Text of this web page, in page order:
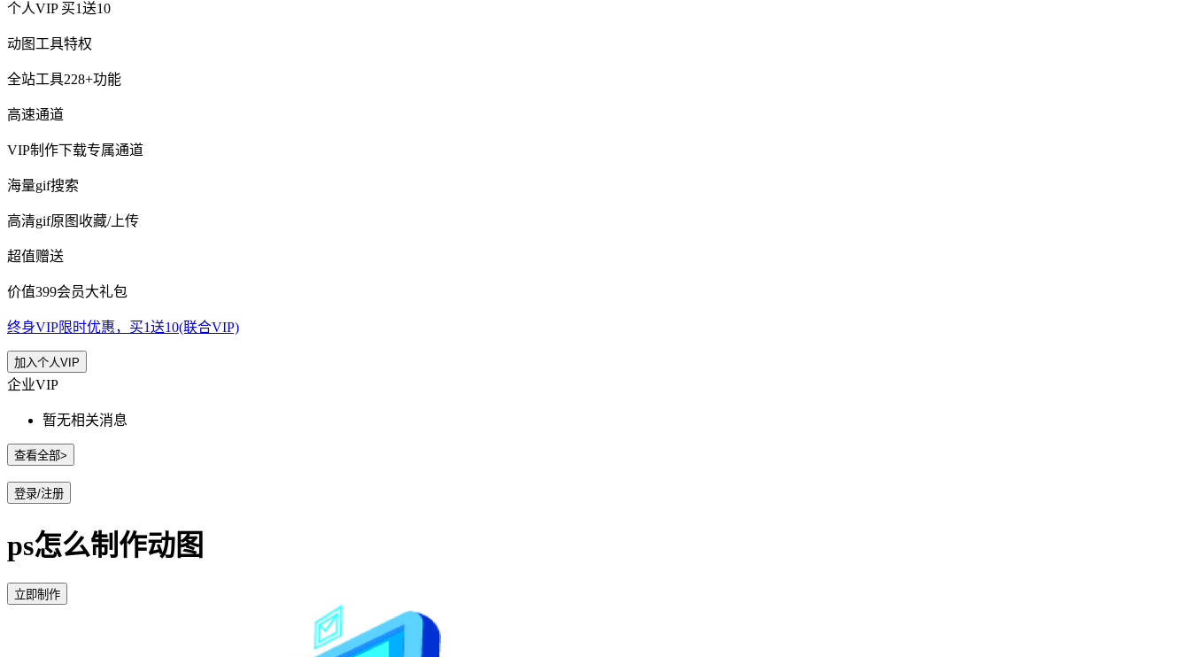
个人VIP 买1送10
动图工具特权
全站工具228+功能
高速通道
VIP制作下载专属通道
海量gif搜索
高清gif原图收藏/上传
超值赠送
价值399会员大礼包
终身VIP限时优惠，买1送10(联合VIP)
加入个人VIP
企业VIP
暂无相关消息
查看全部>
登录/注册
ps怎么制作动图
立即制作